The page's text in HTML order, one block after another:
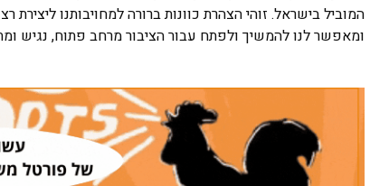
המוביל בישראל. זוהי הצהרת כוונות ברורה למחויבותנו
ומאפשר לנו להמשיך ולפתח עבור הציבור מרחב פתוח, נגיש